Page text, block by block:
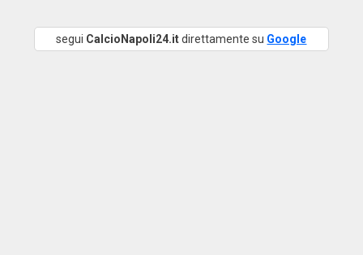
segui CalcioNapoli24.itdirettamente su Google